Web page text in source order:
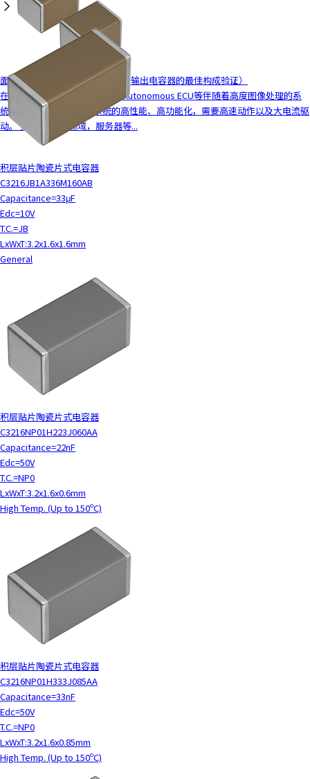
面向电源电路的MLCC解决方案（输出电容器的最佳构成验证）
在车载领域，车载ADAS ECU、Autonomous ECU等伴随着高度图像处理的系
统的CPU、FPGA等随着系统的高性能、高功能化，需要高速动作以及大电流驱
动。 另外，在ICT领域，服务器等...
积层贴片陶瓷片式电容器
C3216JB1A336M160AB
Capacitance=33μF
Edc=10V
T.C.=JB
LxWxT:3.2x1.6x1.6mm
General
积层贴片陶瓷片式电容器
C3216NP01H223J060AA
Capacitance=22nF
Edc=50V
T.C.=NP0
LxWxT:3.2x1.6x0.6mm
High Temp. (Up to 150ºC)
积层贴片陶瓷片式电容器
C3216NP01H333J085AA
Capacitance=33nF
Edc=50V
T.C.=NP0
LxWxT:3.2x1.6x0.85mm
High Temp. (Up to 150ºC)